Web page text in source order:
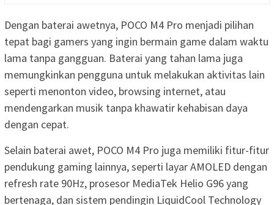
Dengan baterai awetnya, POCO M4 Pro menjadi pilihan
tepat bagi gamers yang ingin bermain game dalam waktu
lama tanpa gangguan. Baterai yang tahan lama juga
memungkinkan pengguna untuk melakukan aktivitas lain
seperti menonton video, browsing internet, atau
mendengarkan musik tanpa khawatir kehabisan daya
dengan cepat.
Selain baterai awet, POCO M4 Pro juga memiliki fitur-fitur
pendukung gaming lainnya, seperti layar AMOLED dengan
refresh rate 90Hz, prosesor MediaTek Helio G96 yang
bertenaga, dan sistem pendingin LiquidCool Technology